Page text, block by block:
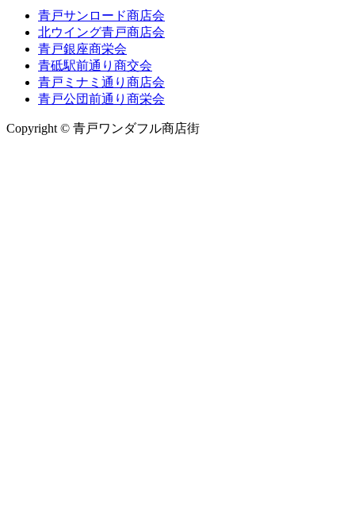
青戸サンロード商店会
北ウイング青戸商店会
青戸銀座商栄会
青砥駅前通り商交会
青戸ミナミ通り商店会
青戸公団前通り商栄会
Copyright © 青戸ワンダフル商店街